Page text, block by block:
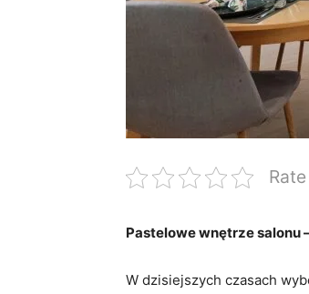
Pastelowe wnętrze salonu
W dzisiejszych czasach